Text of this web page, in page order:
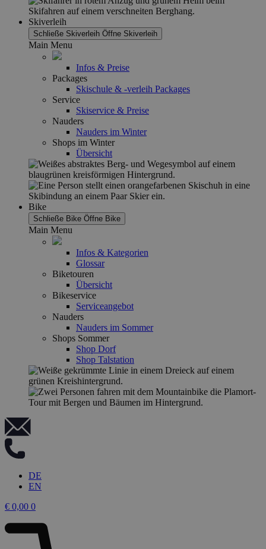
Skiverleih
Schließe Skiverleih Öffne Skiverleih
Main Menu
Infos & Preise
Packages
Skischule & -verleih Packages
Service
Skiservice & Preise
Nauders
Nauders im Winter
Shops im Winter
Übersicht
Bike
Schließe Bike Öffne Bike
Main Menu
Infos & Kategorien
Glossar
Biketouren
Übersicht
Bikeservice
Serviceangebot
Nauders
Nauders im Sommer
Shops Sommer
Shop Dorf
Shop Talstation
DE
EN
€ 0,00 0